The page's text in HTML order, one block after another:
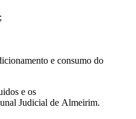
e consumo do
e os
Judicial de Almeirim.